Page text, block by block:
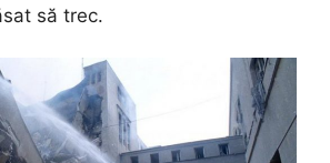
să trec.